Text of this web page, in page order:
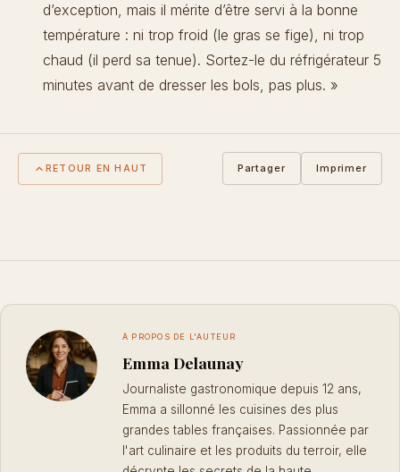
d’exception, mais il mérite d’être servi à la bonne
température : ni trop froid (le gras se fige), ni trop
chaud (il perd sa tenue). Sortez-le du réfrigérateur 5
minutes avant de dresser les bols, pas plus. »
RETOUR EN HAUT Partager Imprimer
À PROPOS DE L'AUTEUR
Emma Delaunay
Journaliste gastronomique depuis 12 ans,
Emma a sillonné les cuisines des plus
grandes tables françaises. Passionnée par
l'art culinaire et les produits du terroir, elle